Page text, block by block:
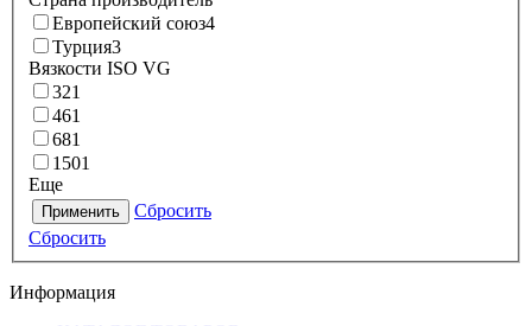
Европейский союз4
Турция3
Вязкости ISO VG
321
461
681
1501
Еще
Применить
Сбросить
Сбросить
Информация